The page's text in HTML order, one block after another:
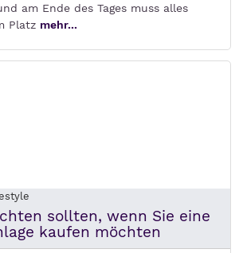
am Ende des Tages muss alles
Platz mehr...
sollten, wenn Sie eine
kaufen möchten